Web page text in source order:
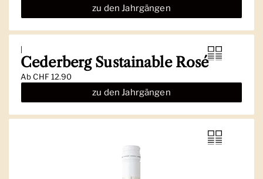
zu den Jahrgängen
Cederberg Sustainable Rosé
AbCHF 12.90
zu den Jahrgängen